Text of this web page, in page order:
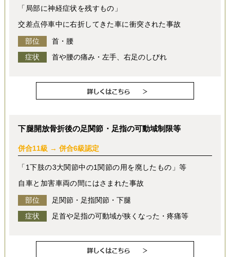
「局部に神経症状を残すもの」
交差点停車中に右折してきた車に衝突された事故
部位
首・腰
症状
首や腰の痛み・左手、右足のしびれ
下腿開放骨折後の足関節・足指の可動域制限等
併合11級 → 併合6級認定
「1下肢の3大関節中の1関節の用を廃したもの」等
自車と加害車両の間にはさまれた事故
部位
足関節・足指関節・下腿
症状
足首や足指の可動域が狭くなった・疼痛等